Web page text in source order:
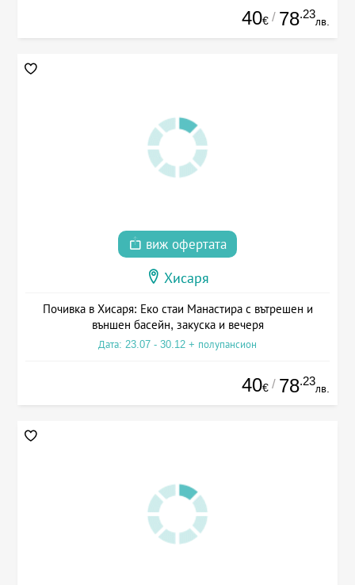
40€ / 78.23
лв.
виж офертата
Хисаря
Почивка в Хисаря: Еко стаи Манастира с вътрешен и
външен басейн, закуска и вечеря
Дата: 23.07 - 30.12 + полупансион
40€ / 78.23
лв.